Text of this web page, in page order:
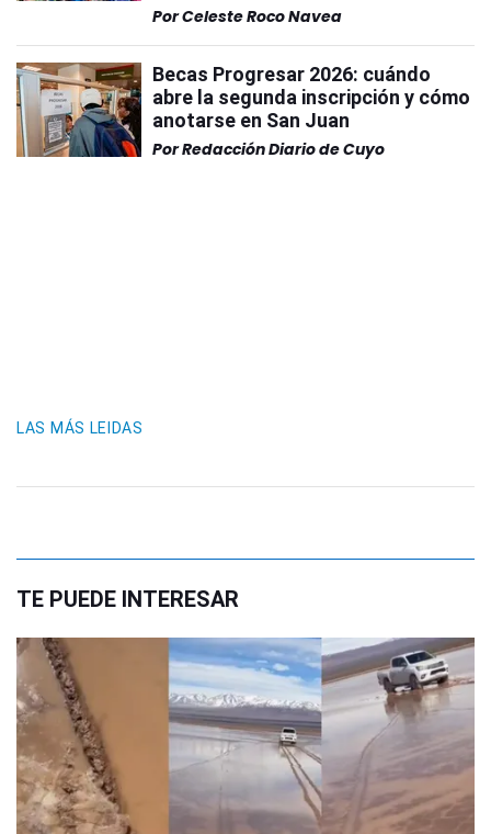
PorCeleste Roco Navea
Becas Progresar 2026: cuándo
abre la segunda inscripción y cómo
anotarse en San Juan
PorRedacción Diario de Cuyo
LAS MÁS LEIDAS
TE PUEDE INTERESAR